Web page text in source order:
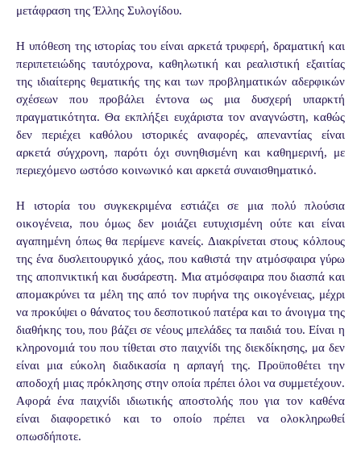
μετάφραση της Έλλης Συλογίδου.
Η υπόθεση της ιστορίας του είναι αρκετά τρυφερή, δραματική και
περιπετειώδης ταυτόχρονα, καθηλωτική και ρεαλιστική εξαιτίας
της ιδιαίτερης θεματικής της και των προβληματικών αδερφικών
σχέσεων που προβάλει έντονα ως μια δυσχερή υπαρκτή
πραγματικότητα. Θα εκπλήξει ευχάριστα τον αναγνώστη, καθώς
δεν περιέχει καθόλου ιστορικές αναφορές, απεναντίας είναι
αρκετά σύγχρονη, παρότι όχι συνηθισμένη και καθημερινή, με
περιεχόμενο ωστόσο κοινωνικό και αρκετά συναισθηματικό.
Η ιστορία του συγκεκριμένα εστιάζει σε μια πολύ πλούσια
οικογένεια, που όμως δεν μοιάζει ευτυχισμένη ούτε και είναι
αγαπημένη όπως θα περίμενε κανείς. Διακρίνεται στους κόλπους
της ένα δυσλειτουργικό χάος, που καθιστά την ατμόσφαιρα γύρω
της αποπνικτική και δυσάρεστη. Μια ατμόσφαιρα που διασπά και
απομακρύνει τα μέλη της από τον πυρήνα της οικογένειας, μέχρι
να προκύψει ο θάνατος του δεσποτικού πατέρα και το άνοιγμα της
διαθήκης του, που βάζει σε νέους μπελάδες τα παιδιά του. Είναι η
κληρονομιά του που τίθεται στο παιχνίδι της διεκδίκησης, μα δεν
είναι μια εύκολη διαδικασία η αρπαγή της. Προϋποθέτει την
αποδοχή μιας πρόκλησης στην οποία πρέπει όλοι να συμμετέχουν.
Αφορά ένα παιχνίδι ιδιωτικής αποστολής που για τον καθένα
είναι διαφορετικό και το οποίο πρέπει να ολοκληρωθεί
οπωσδήποτε.